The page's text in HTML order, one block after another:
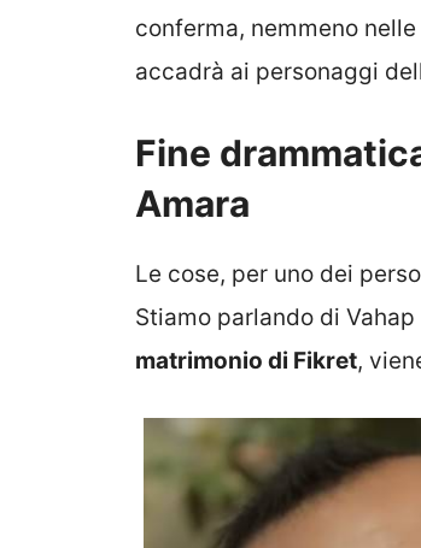
conferma, nemmeno
accadrà ai personaggi
Fine
Amara
Le cose, per uno dei
Stiamo parlando di
matrimonio di Fikret,